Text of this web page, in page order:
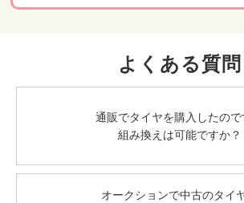
よくある質問
通販でタイヤを購入したので
組み換えは可能ですか？
オークションで中古のタイ